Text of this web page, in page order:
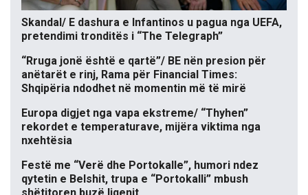
Skandal/ E dashura e Infantinos u pagua nga UEFA,
pretendimi tronditës i “The Telegraph”
“Rruga jonë është e qartë”/ BE nën presion për
anëtarët e rinj, Rama për Financial Times:
Shqipëria ndodhet në momentin më të mirë
Europa digjet nga vapa ekstreme/ “Thyhen”
rekordet e temperaturave, mijëra viktima nga
nxehtësia
Festë me “Verë dhe Portokalle”, humori ndez
qytetin e Belshit, trupa e “Portokalli” mbush